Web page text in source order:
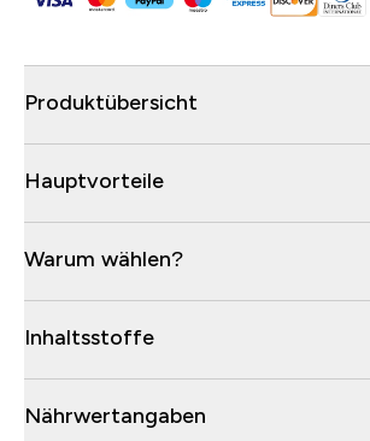
Produktübersicht
Hauptvorteile
Warum wählen?
Inhaltsstoffe
Nährwertangaben